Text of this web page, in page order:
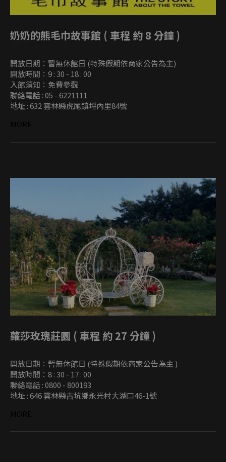
奶奶的熊毛巾故事館 ( 車程 約 8 分鐘 )
開放日期：暫無休館日 (特殊假期依商家公告為主)
開放時間：9 : 30 - 18 : 00
入館須知：免費參觀
聯絡電話 : 05 - 6221111
地址 : 632 雲林縣虎尾鎮埒內里84號
蘿莎玫瑰莊園 ( 車程 約 27 分鐘 )
開放日期：暫無休館日 (特殊假期依商家公告為主 )
開放時間：8 : 30 - 17 : 00
聯絡電話 : 0800 - 800193
地址 : 646 雲林縣古坑鄉永光村大湖口46-1號